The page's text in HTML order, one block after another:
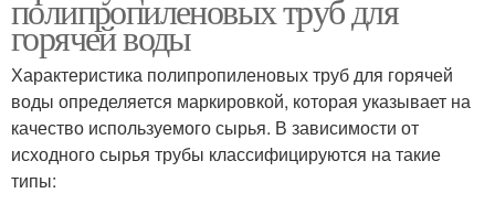
полипропиленовых труб для
горячей воды
Характеристика полипропиленовых труб для горячей
воды определяется маркировкой, которая указывает на
качество используемого сырья. В зависимости от
исходного сырья трубы классифицируются на такие
типы: